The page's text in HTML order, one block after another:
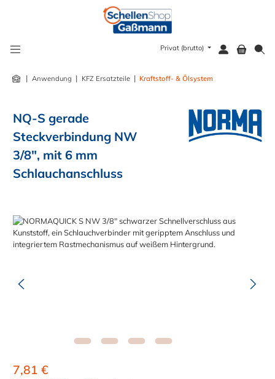
Privat (brutto)
| Anwendung | KFZ Ersatzteile | Kraftstoff- & Ölsystem
NQ-S gerade
Steckverbindung NW
3/8", mit 6 mm
Schlauchanschluss
Bildergalerie überspringen
7,81 €